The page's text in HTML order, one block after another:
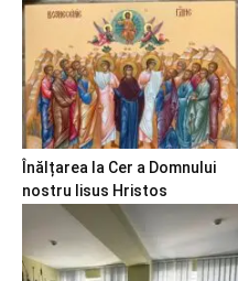
Înălțarea la Cer a Domnului
nostru Iisus Hristos